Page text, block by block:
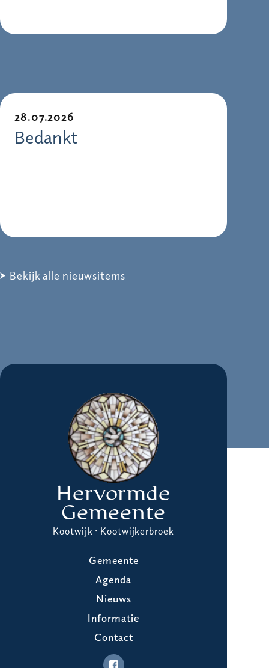
28.07.2026
Bedankt
Bekijk alle nieuwsitems
Hervormde
Gemeente
Kootwijk · Kootwijkerbroek
Gemeente
Agenda
Nieuws
Informatie
Contact